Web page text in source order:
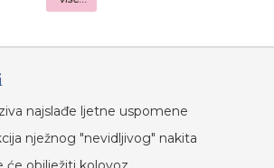
najslađe ljetne uspomene
nježnog "nevidljivog" nakita